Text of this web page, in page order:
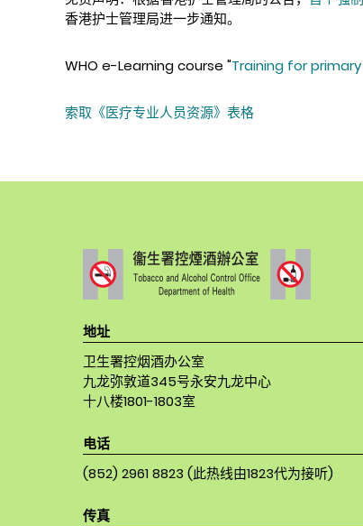
香港护士管理局进一步通知。
WHO e-Learning course "Training for
索取《医疗专业人员资源》表格
地址
卫生署控烟酒办公室
九龙弥敦道345号永安九龙中心
十八楼1801-1803室
电话
(852) 2961 8823 (此热线由1823代为接听)
传真